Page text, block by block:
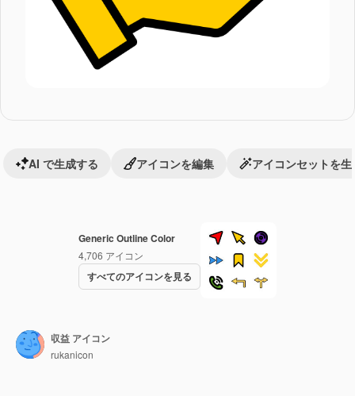
Generic Outline Color
4,706 アイコン
すべてのアイコンを見る
AI で生成する アイコンを編集 アイコンセットを生
収益 アイコン
rukanicon